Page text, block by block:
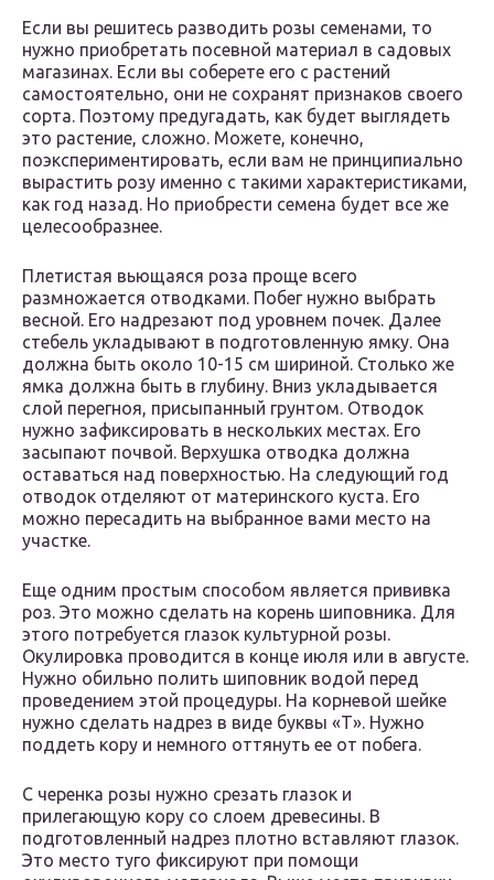
Если вы решитесь разводить розы семенами, то
нужно приобретать посевной материал в садовых
магазинах. Если вы соберете его с растений
самостоятельно, они не сохранят признаков своего
сорта. Поэтому предугадать, как будет выглядеть
это растение, сложно. Можете, конечно,
поэкспериментировать, если вам не принципиально
вырастить розу именно с такими характеристиками,
как год назад. Но приобрести семена будет все же
целесообразнее.
Плетистая вьющаяся роза проще всего
размножается отводками. Побег нужно выбрать
весной. Его надрезают под уровнем почек. Далее
стебель укладывают в подготовленную ямку. Она
должна быть около 10-15 см шириной. Столько же
ямка должна быть в глубину. Вниз укладывается
слой перегноя, присыпанный грунтом. Отводок
нужно зафиксировать в нескольких местах. Его
засыпают почвой. Верхушка отводка должна
оставаться над поверхностью. На следующий год
отводок отделяют от материнского куста. Его
можно пересадить на выбранное вами место на
участке.
Еще одним простым способом является прививка
роз. Это можно сделать на корень шиповника. Для
этого потребуется глазок культурной розы.
Окулировка проводится в конце июля или в августе.
Нужно обильно полить шиповник водой перед
проведением этой процедуры. На корневой шейке
нужно сделать надрез в виде буквы «Т». Нужно
поддеть кору и немного оттянуть ее от побега.
С черенка розы нужно срезать глазок и
прилегающую кору со слоем древесины. В
подготовленный надрез плотно вставляют глазок.
Это место туго фиксируют при помощи